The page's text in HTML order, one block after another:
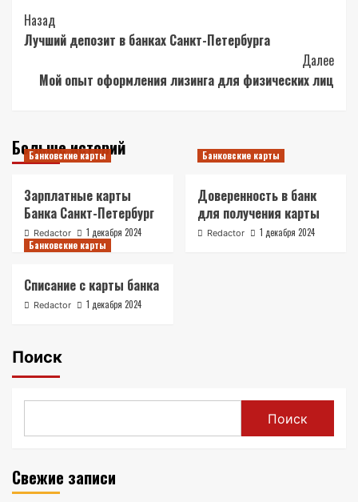
Post
Navigation
Назад
Лучший депозит в банках Санкт-Петербурга
Далее
Мой опыт оформления лизинга для физических лиц
Больше историй
Банковские карты
Зарплатные карты
Банка Санкт-Петербург
Redactor 1 декабря 2024
Банковские карты
Доверенность в банк
для получения карты
Redactor
1 декабря 2024
Банковские карты
Списание с карты банка
Redactor 1 декабря 2024
Поиск
Поиск
Свежие записи